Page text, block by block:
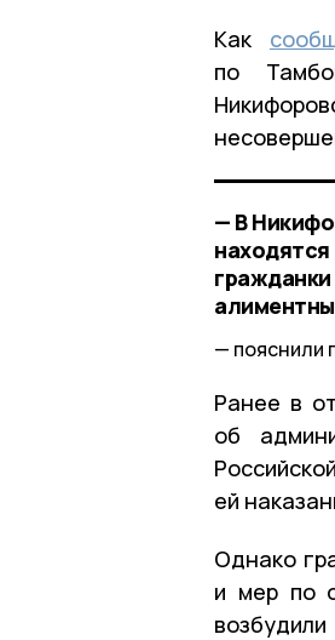
Как
по
— В
пояснили
Ранее в
об
ей
Однако
и мер по